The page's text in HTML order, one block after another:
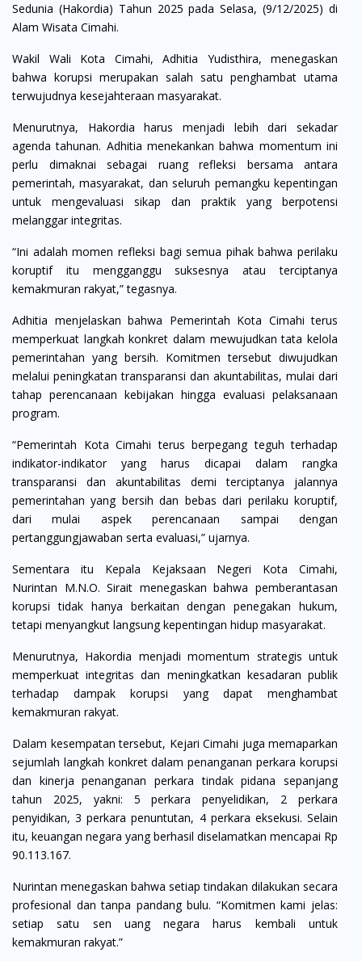
Sedunia (Hakordia) Tahun 2025 pada Selasa, (9/12/2025) di
Alam Wisata Cimahi.
Wakil Wali Kota Cimahi, Adhitia Yudisthira, menegaskan
bahwa korupsi merupakan salah satu penghambat utama
terwujudnya kesejahteraan masyarakat.
Menurutnya, Hakordia harus menjadi lebih dari sekadar
agenda tahunan. Adhitia menekankan bahwa momentum ini
perlu dimaknai sebagai ruang refleksi bersama antara
pemerintah, masyarakat, dan seluruh pemangku kepentingan
untuk mengevaluasi sikap dan praktik yang berpotensi
melanggar integritas.
“Ini adalah momen refleksi bagi semua pihak bahwa perilaku
koruptif itu mengganggu suksesnya atau terciptanya
kemakmuran rakyat,” tegasnya.
Adhitia menjelaskan bahwa Pemerintah Kota Cimahi terus
memperkuat langkah konkret dalam mewujudkan tata kelola
pemerintahan yang bersih. Komitmen tersebut diwujudkan
melalui peningkatan transparansi dan akuntabilitas, mulai dari
tahap perencanaan kebijakan hingga evaluasi pelaksanaan
program.
“Pemerintah Kota Cimahi terus berpegang teguh terhadap
indikator-indikator yang harus dicapai dalam rangka
transparansi dan akuntabilitas demi terciptanya jalannya
pemerintahan yang bersih dan bebas dari perilaku koruptif,
dari mulai aspek perencanaan sampai dengan
pertanggungjawaban serta evaluasi,” ujarnya.
Sementara itu Kepala Kejaksaan Negeri Kota Cimahi,
Nurintan M.N.O. Sirait menegaskan bahwa pemberantasan
korupsi tidak hanya berkaitan dengan penegakan hukum,
tetapi menyangkut langsung kepentingan hidup masyarakat.
Menurutnya, Hakordia menjadi momentum strategis untuk
memperkuat integritas dan meningkatkan kesadaran publik
terhadap dampak korupsi yang dapat menghambat
kemakmuran rakyat.
Dalam kesempatan tersebut, Kejari Cimahi juga memaparkan
sejumlah langkah konkret dalam penanganan perkara korupsi
dan kinerja penanganan perkara tindak pidana sepanjang
tahun 2025, yakni: 5 perkara penyelidikan, 2 perkara
penyidikan, 3 perkara penuntutan, 4 perkara eksekusi. Selain
itu, keuangan negara yang berhasil diselamatkan mencapai Rp
90.113.167.
Nurintan menegaskan bahwa setiap tindakan dilakukan secara
profesional dan tanpa pandang bulu. “Komitmen kami jelas:
setiap satu sen uang negara harus kembali untuk
kemakmuran rakyat.”